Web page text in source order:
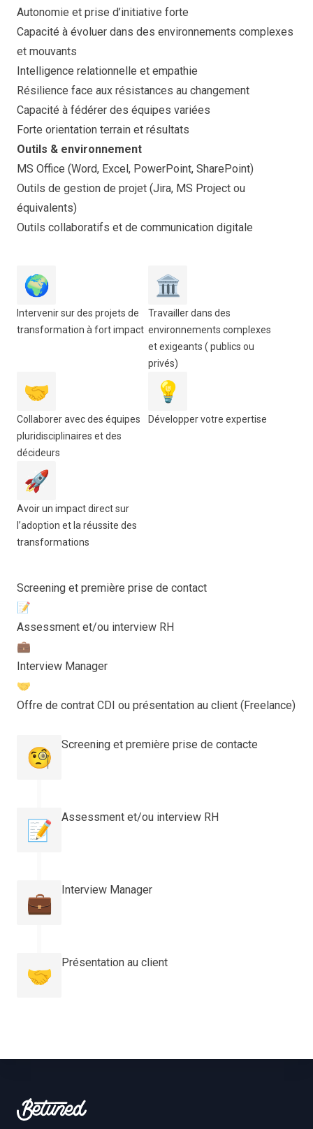
Autonomie et prise d’initiative forte
Capacité à évoluer dans des environnements complexes
et mouvants
Intelligence relationnelle et empathie
Résilience face aux résistances au changement
Capacité à fédérer des équipes variées
Forte orientation terrain et résultats
Outils & environnement
MS Office (Word, Excel, PowerPoint, SharePoint)
Outils de gestion de projet (Jira, MS Project ou
équivalents)
Outils collaboratifs et de communication digitale
🌍
Intervenir sur des projets de
transformation à fort impact
🏛️
Travailler dans des
environnements complexes
et exigeants ( publics ou
privés)
🤝
Collaborer avec des équipes
pluridisciplinaires et des
décideurs
💡
Développer votre expertise
🚀
Avoir un impact direct sur
l’adoption et la réussite des
transformations
Screening et première prise de contact
📝
Assessment et/ou interview RH
💼
Interview Manager
🤝
Offre de contrat CDI ou présentation au client (Freelance)
🧐 Screening et première prise de contacte
📝 Assessment et/ou interview RH
💼 Interview Manager
🤝 Présentation au client
Betuned